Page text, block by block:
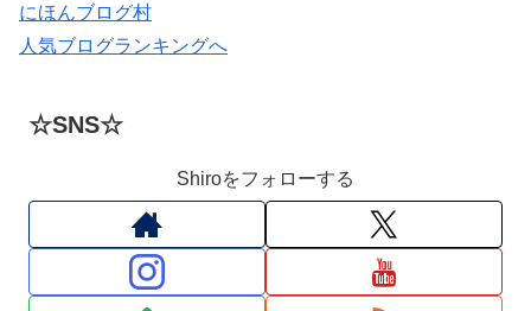
にほんブログ村
人気ブログランキングへ
☆SNS☆
Shiroをフォローする